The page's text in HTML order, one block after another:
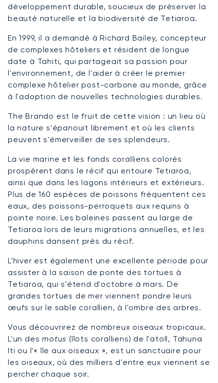
développement durable, soucieux de préserver la
beauté naturelle et la biodiversité de Tetiaroa.
En 1999, il a demandé à Richard Bailey, concepteur
de complexes hôteliers et résident de longue
date à Tahiti, qui partageait sa passion pour
l'environnement, de l'aider à créer le premier
complexe hôtelier post-carbone au monde, grâce
à l'adoption de nouvelles technologies durables.
The Brando est le fruit de cette vision : un lieu où
la nature s'épanouit librement et où les clients
peuvent s'émerveiller de ses splendeurs.
La vie marine et les fonds coralliens colorés
prospèrent dans le récif qui entoure Tetiaroa,
ainsi que dans les lagons intérieurs et extérieurs.
Plus de 160 espèces de poissons fréquentent ces
eaux, des poissons-perroquets aux requins à
pointe noire. Les baleines passent au large de
Tetiaroa lors de leurs migrations annuelles, et les
dauphins dansent près du récif.
L'hiver est également une excellente période pour
assister à la saison de ponte des tortues à
Tetiaroa, qui s'étend d'octobre à mars. De
grandes tortues de mer viennent pondre leurs
œufs sur le sable corallien, à l'ombre des arbres.
Vous découvrirez de nombreux oiseaux tropicaux.
L'un desmotus (îlots coralliens) de l'atoll, Tahuna
Iti ou l'« île aux oiseaux », est un sanctuaire pour
les oiseaux, où des milliers d'entre eux viennent se
percher chaque soir.